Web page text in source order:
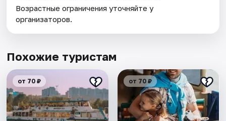
Возрастные ограничения уточняйте у
организаторов.
Похожие туристам
от 70 ₽ от 70 ₽